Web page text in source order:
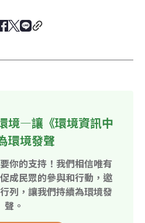
境—讓《環境資訊中
環境發聲
你的支持！我們相信唯有
成民眾的參與和行動，邀
列，讓我們持續為環境發
聲。